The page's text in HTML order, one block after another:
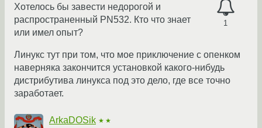
1
Хотелось бы завести недорогой и
распространенный PN532. Кто что знает
или имел опыт?
Линукс тут при том, что мое приключение с опенком
наверняка закончится установкой какого-нибудь
дистрибутива линукса под это дело, где все точно
заработает.
ArkaDOSik ★★